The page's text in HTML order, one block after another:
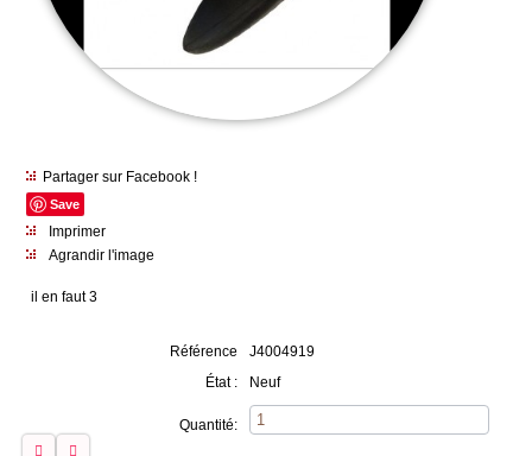
Partager sur Facebook !
Save
Imprimer
Agrandir l'image
il en faut 3
Référence
J4004919
État :
Neuf
Quantité: